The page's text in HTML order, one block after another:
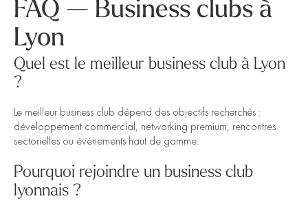
FAQ — Business clubs à
Lyon
Quel est le meilleur business club à Lyon
?
Le meilleur business club dépend des objectifs recherchés :
développement commercial, networking premium, rencontres
sectorielles ou événements haut de gamme.
Pourquoi rejoindre un business club
lyonnais ?